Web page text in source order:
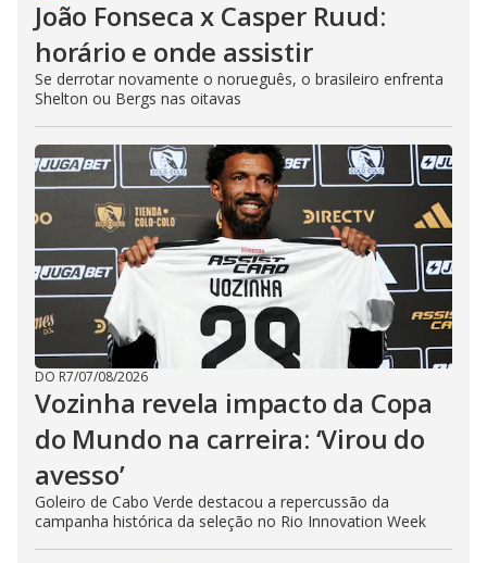
João Fonseca x Casper Ruud:
horário e onde assistir
Se derrotar novamente o norueguês, o brasileiro enfrenta
Shelton ou Bergs nas oitavas
DO R7/07/08/2026
Vozinha revela impacto da Copa
do Mundo na carreira: ‘Virou do
avesso’
Goleiro de Cabo Verde destacou a repercussão da
campanha histórica da seleção no Rio Innovation Week